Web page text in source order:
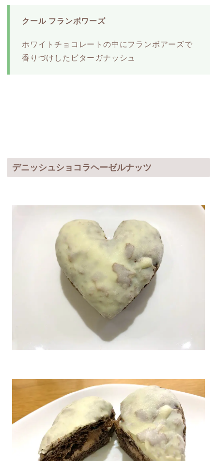
クール フランボワーズ
ホワイトチョコレートの中にフランボアーズで
香りづけしたビターガナッシュ
デニッシュショコラヘーゼルナッツ